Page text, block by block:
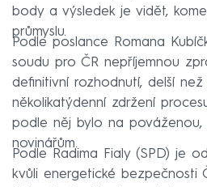
body a výsledek je vidět,
průmyslu.
Podle poslance Romana
soudu pro ČR nepříjemnou
definitivní rozhodnutí, delší než
několikatýdenní zdržení
podle něj bylo na pováženou,
novinářům.
Podle Radima Fialy (SPD) je
kvůli energetické bezpečnosti